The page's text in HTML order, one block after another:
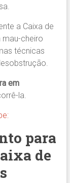
a Caixa de
mau-cheiro
técnicas
em
la.
para
de